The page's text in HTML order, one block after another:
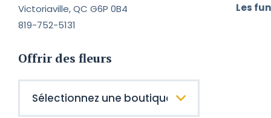
Victoriaville, QC G6P 0B4
819-752-5131
Offrir des fleurs
Les